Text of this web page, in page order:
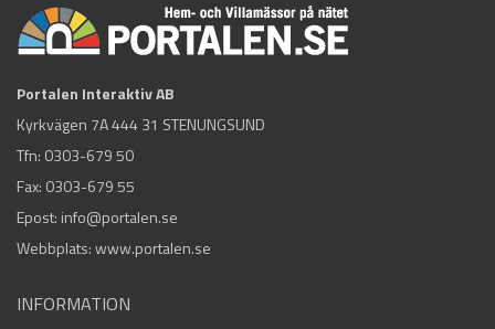
Portalen Interaktiv AB
Kyrkvägen 7A 444 31 STENUNGSUND
Tfn: 0303-679 50
Fax: 0303-679 55
Epost: info@portalen.se
Webbplats: www.portalen.se
INFORMATION